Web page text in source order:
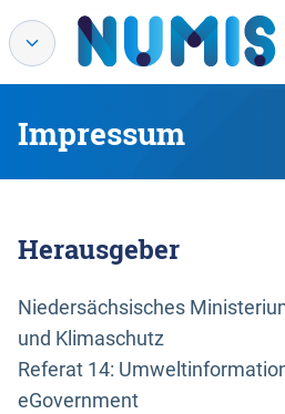
Impressum
Herausgeber
Niedersächsisches
und Klimaschutz
Referat 14:
eGovernment